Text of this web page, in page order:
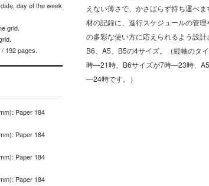
day of the week
grid.
192 pages.
Paper 184
Paper 184
Paper 184
Paper 184
えない薄さで、かさばらず持ち運べ
材の記録に、進行スケジュールの管
の多彩な使い方に応えられるよう設計
B6、A5、B5の4サイズ。（縦軸のタ
時―21時、B6サイズが7時―23時、
―24時です。）